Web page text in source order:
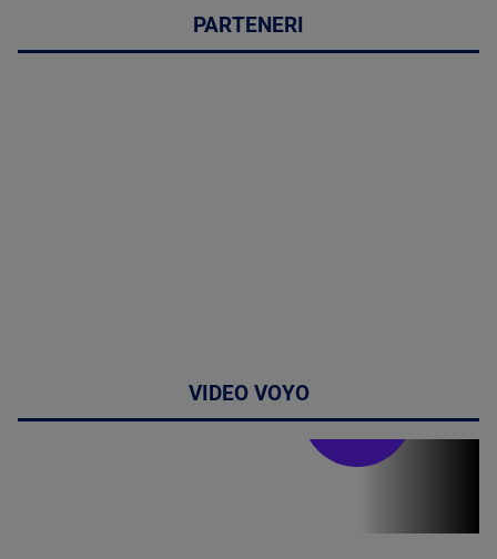
PARTENERI
VIDEO VOYO